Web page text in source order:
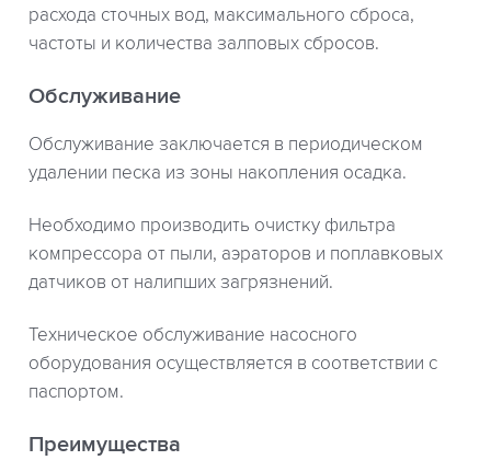
расхода сточных вод, максимального сброса,
частоты и количества залповых сбросов.
Обслуживание
Обслуживание заключается в периодическом
удалении песка из зоны накопления осадка.
Необходимо производить очистку фильтра
компрессора от пыли, аэраторов и поплавковых
датчиков от налипших загрязнений.
Техническое обслуживание насосного
оборудования осуществляется в соответствии с
паспортом.
Преимущества